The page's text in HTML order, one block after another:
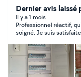
Dernier avis laissé
Il y a 1 mois
Professionnel réactif,
soigné. Je suis